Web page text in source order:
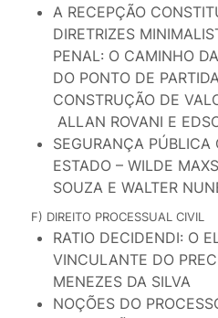
A RECEPÇÃO
DIRETRIZES
PENAL: O CAMINHO
DO PONTO DE
CONSTRUÇÃO DE
ALLAN ROVANI E
SEGURANÇA PÚBLICA
ESTADO – WILDE
SOUZA E WALTER
F) DIREITO PROCESSUAL CIVIL
RATIO DECIDENDI: O
VINCULANTE DO
MENEZES DA SILVA
NOÇÕES DO